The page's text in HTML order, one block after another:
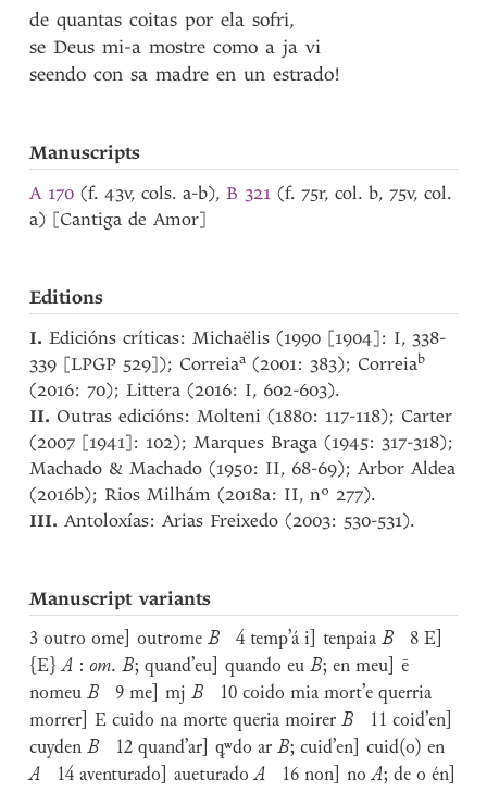
de quantas coitas por ela sofri,
se Deus mi-a mostre como a ja vi
seendo con sa madre en un estrado!
Manuscripts
A 170 (f. 43v, cols. a-b),B 321 (f. 75r, col. b, 75v, col.
a) [Cantiga de Amor]
Editions
I. Edicións críticas: Michaëlis (1990 [1904]: I, 338-
339 [LPGP 529]); Correiaa (2001: 383); Correiab
(2016: 70); Littera (2016: I, 602-603).
II. Outras edicións: Molteni (1880: 117-118); Carter
(2007 [1941]: 102); Marques Braga (1945: 317-318);
Machado & Machado (1950: II, 68-69); Arbor Aldea
(2016b); Rios Milhám (2018a: II, nº 277).
III. Antoloxías: Arias Freixedo (2003: 530-531).
Manuscript variants
3 outro ome] outromeB 4 temp’á i] tenpaiaB 8 E]
{E}A : om.B; quand’eu] quando euB; en meu] ē
nomeuB 9 me] mjB 10 coido mia mort’e querria
morrer] E cuido na morte queria moirerB 11 coid’en]
cuydenB 12 quand’ar]ꝙʷdo arB; cuid’en] cuid(o) en
A 14 aventurado] aueturadoA 16 non] noA; de o én]